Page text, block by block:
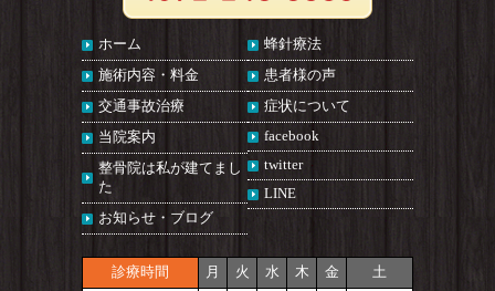
ホーム
施術内容・料金
交通事故治療
蜂針療法
患者様の声
症状について
当院案内
整骨院は私が建てまし
た
お知らせ・ブログ
facebook
twitter
LINE
診療時間 月 火 水 木 金
土